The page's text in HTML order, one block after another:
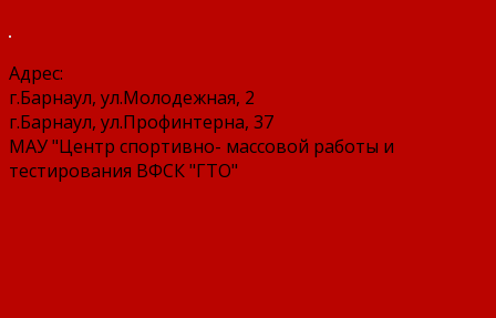
Адрес:
г.Барнаул, ул.Молодежная, 2
г.Барнаул, ул.Профинтерна, 37
МАУ "Центр спортивно- массовой работы и
тестирования ВФСК "ГТО"